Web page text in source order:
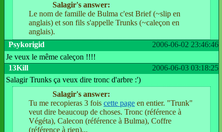
Salagir's answer:
Le nom de famille de Bulma c'est Brief (~slip en
anglais) et son fils s'appelle Trunks (~caleçon en
anglais).
2006-06-02 23:46:46
Psykorigid
Je veux le même caleçon !!!!
2006-06-03 03:18:25
13Kill
Salagir Trunks ça veux dire tronc d'arbre :')
Salagir's answer:
Tu me recopieras 3 fois cette page en entier. "Trunk"
veut dire beaucoup de choses. Tronc (référence à
Végéta), Calecon (référence à Bulma), Coffre
(référence à rien)...